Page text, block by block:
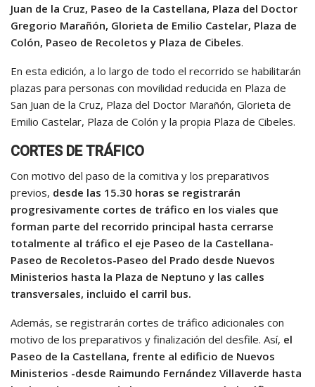
Juan de la Cruz, Paseo de la Castellana, Plaza del Doctor
Gregorio Marañón, Glorieta de Emilio Castelar, Plaza de
Colón, Paseo de Recoletos y Plaza de Cibeles.
En esta edición, a lo largo de todo el recorrido se habilitarán
plazas para personas con movilidad reducida en Plaza de
San Juan de la Cruz, Plaza del Doctor Marañón, Glorieta de
Emilio Castelar, Plaza de Colón y la propia Plaza de Cibeles.
CORTES DE TRÁFICO
Con motivo del paso de la comitiva y los preparativos
previos, desde las 15.30 horas se registrarán
progresivamente cortes de tráfico en los viales que
forman parte del recorrido principal hasta cerrarse
totalmente al tráfico el eje Paseo de la Castellana-
Paseo de Recoletos-Paseo del Prado desde Nuevos
Ministerios hasta la Plaza de Neptuno y las calles
transversales, incluido el carril bus.
Además, se registrarán cortes de tráfico adicionales con
motivo de los preparativos y finalización del desfile. Así, el
Paseo de la Castellana, frente al edificio de Nuevos
Ministerios -desde Raimundo Fernández Villaverde hasta